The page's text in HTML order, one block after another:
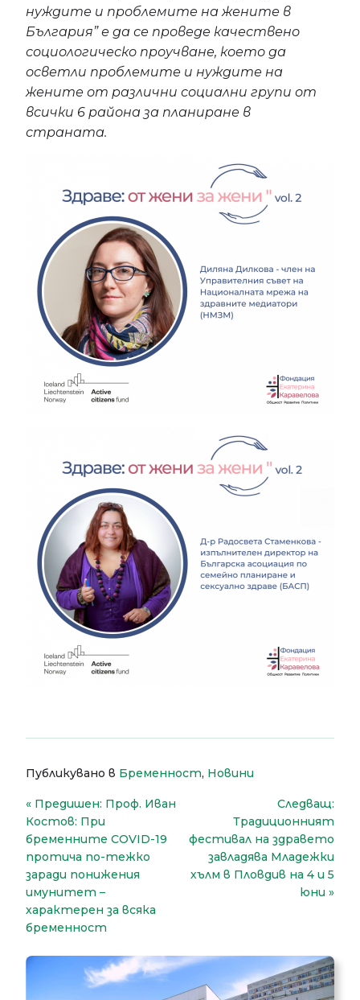
нуждите и проблемите на жените в
България” е да се проведе качествено
социологическо проучване, което да
осветли проблемите и нуждите на
жените от различни социални групи от
всички 6 района за планиране в
страната.
Публикувано в Бременност, Новини
Навигация
Предишен: Проф. Иван
Костов: При
бременните COVID-19
протича по-тежко
заради понижения
имунитет –
характерен за всяка
бременност
Следващ:
Традиционният
фестивал на здравето
завладява Младежки
хълм в Пловдив на 4 и 5
юни